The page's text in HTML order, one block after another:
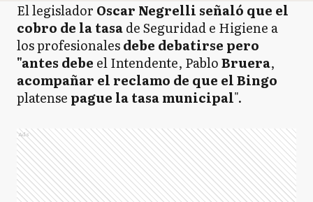
El legislador Oscar Negrelli señaló que el
cobro de la tasade Seguridad e Higiene a
los profesionalesdebe debatirse pero
"antes debe el Intendente, PabloBruera,
acompañar el reclamo de que el Bingo
platense pague la tasa municipal".
Ads